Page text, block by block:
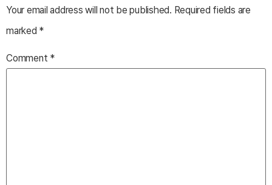
Your email address will not be published. Required fields are
marked *
Comment *